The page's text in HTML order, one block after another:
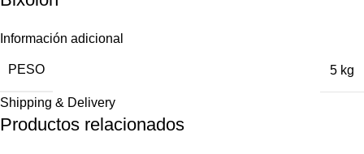
Información adicional
PESO 5 kg
Shipping & Delivery
Productos relacionados